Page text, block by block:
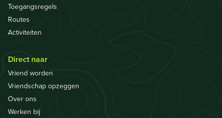
Toegangsregels
Routes
Activiteiten
Direct naar
Vriend worden
Vriendschap opzeggen
Over ons
Werken bij